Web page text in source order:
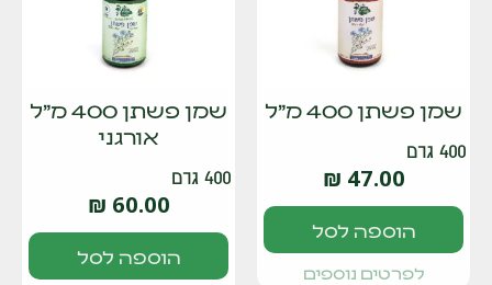
שמן פשתן 400 מ"ל
400 גרם
47.00
₪
הוספה לסל
לפרטים נוספים
שמן פשתן 400 מ"ל
אורגני
400 גרם
60.00
₪
הוספה לסל